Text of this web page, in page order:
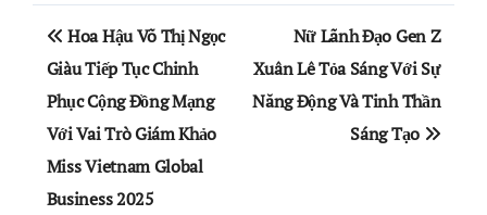
Điều
hướng
bài
viết
Hoa Hậu Võ Thị Ngọc
Giàu Tiếp Tục Chinh
Phục Cộng Đồng Mạng
Với Vai Trò Giám Khảo
Miss Vietnam Global
Business 2025
Nữ Lãnh Đạo Gen Z
Xuân Lê Tỏa Sáng Với Sự
Năng Động Và Tinh Thần
Sáng Tạo